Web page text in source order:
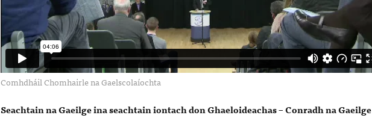
Comhdháil Chomhairle na Gaelscolaíochta
Seachtain na Gaeilge ina seachtain iontach don Ghaeloideachas – Conradh na Gaeilge